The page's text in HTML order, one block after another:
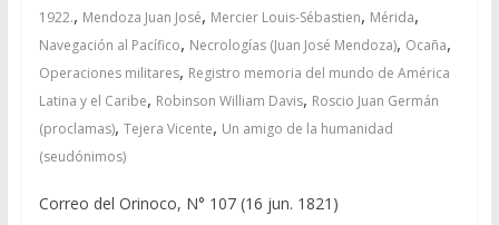
1922., Mendoza Juan José, Mercier Louis-Sébastien, Mérida,
Navegación al Pacífico, Necrologías (Juan José Mendoza), Ocaña,
Operaciones militares, Registro memoria del mundo de América
Latina y el Caribe, Robinson William Davis, Roscio Juan Germán
(proclamas), Tejera Vicente, Un amigo de la humanidad
(seudónimos)
Correo del Orinoco, N° 107 (16 jun. 1821)